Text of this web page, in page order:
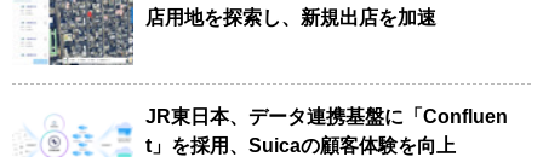
店用地を探索し、新規出店を加速
JR東日本、データ連携基盤に「Confluen
t」を採用、Suicaの顧客体験を向上